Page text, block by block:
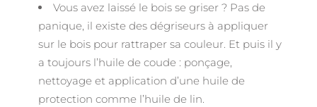
Vous avez laissé le bois se griser ? Pas de
panique, il existe des dégriseurs à appliquer
sur le bois pour rattraper sa couleur. Et puis il y
a toujours l’huile de coude : ponçage,
nettoyage et application d’une huile de
protection comme l’huile de lin.